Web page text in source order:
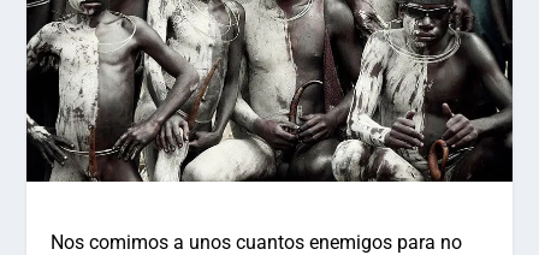
Nos comimos a unos cuantos enemigos para no